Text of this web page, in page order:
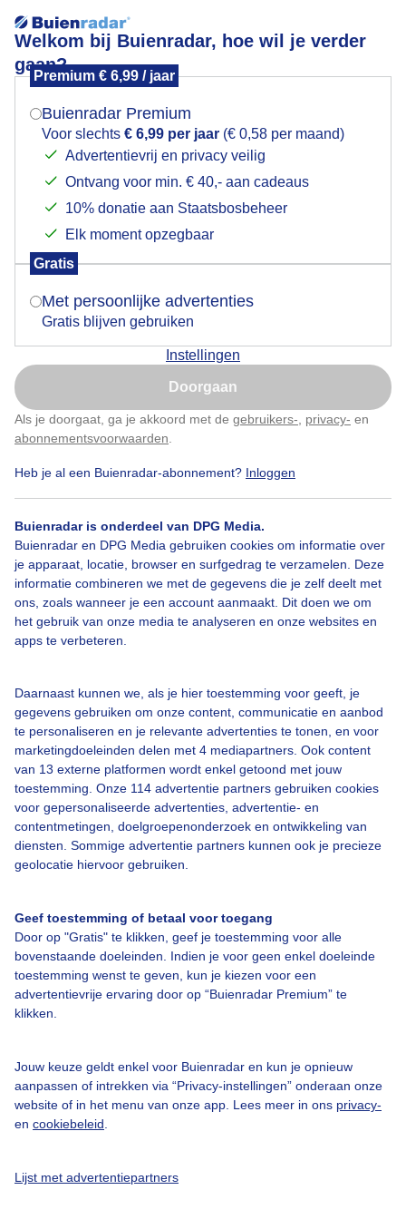
Welkom bij Buienradar, hoe wil je verder
gaan?
Premium € 6,99 / jaar
Buienradar Premium
Voor slechts € 6,99 per jaar (€ 0,58 per maand)
Advertentievrij en privacy veilig
Ontvang voor min. € 40,- aan cadeaus
10% donatie aan Staatsbosbeheer
Elk moment opzegbaar
Gratis
Met persoonlijke advertenties
Gratis blijven gebruiken
Instellingen
Doorgaan
Als je doorgaat, ga je akkoord met de gebruikers- privacy- en
abonnementsvoorwaarden
Heb je al een Buienradar-abonnement? Inloggen
Buienradar is onderdeel van DPG Media.
Buienradar en DPG Media gebruiken cookies om informatie over
je apparaat, locatie, browser en surfgedrag te verzamelen. Deze
informatie combineren we met de gegevens die je zelf deelt met
ons, zoals wanneer je een account aanmaakt. Dit doen we om
het gebruik van onze media te analyseren en onze websites en
apps te verbeteren.
Daarnaast kunnen we, als je hier toestemming voor geeft, je
gegevens gebruiken om onze content, communicatie en aanbod
te personaliseren en je relevante advertenties te tonen, en voor
marketingdoeleinden delen met 4 mediapartners. Ook content
van 13 externe platformen wordt enkel getoond met jouw
toestemming. Onze 114 advertentie partners gebruiken cookies
voor gepersonaliseerde advertenties, advertentie- en
contentmetingen, doelgroepenonderzoek en ontwikkeling van
diensten. Sommige advertentie partners kunnen ook je precieze
geolocatie hiervoor gebruiken.
Geef toestemming of betaal voor toegang
Door op "Gratis" te klikken, geef je toestemming voor alle
bovenstaande doeleinden. Indien je voor geen enkel doeleinde
toestemming wenst te geven, kun je kiezen voor een
advertentievrije ervaring door op “Buienradar Premium” te
klikken.
Jouw keuze geldt enkel voor Buienradar en kun je opnieuw
aanpassen of intrekken via “Privacy-instellingen” onderaan onze
website of in het menu van onze app. Lees meer in ons privacy-
en cookiebeleid
Lijst met advertentiepartners
toenemende bewolking,trekt helemaal dicht ,rond
half 4..
de jongens zoeken verkoeling op in de sloot ..ze zijn
Door: Nel van Es Gemaakt: 18-07-2025, 50x bekeken
Brugspringen
Bekijk slideshow
Een moment geduld aub...
Over Buienradar
Contact
Toegankelijkheid
Adverteren
Mogen we je locatie gebruiken voor het
Indien je hier nog geen akkoord op hebt gegeven,
verschijnt er zo een pop-up uit je browser waarin
Is goed, toon de popup
Nu niet, misschien later
Klik hierom dit aan te passen